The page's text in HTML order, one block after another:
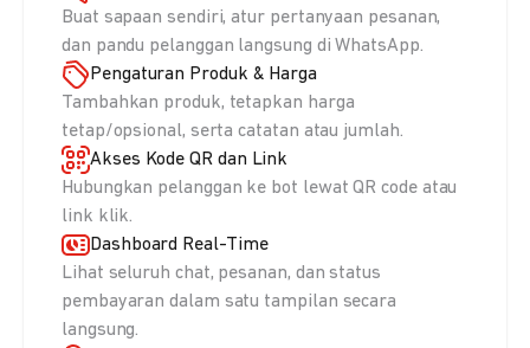
Buat sapaan sendiri, atur pertanyaan pesanan,
dan pandu pelanggan langsung di WhatsApp.
Pengaturan Produk & Harga
Tambahkan produk, tetapkan harga
tetap/opsional, serta catatan atau jumlah.
Akses Kode QR dan Link
Hubungkan pelanggan ke bot lewat QR code atau
link klik.
Dashboard Real-Time
Lihat seluruh chat, pesanan, dan status
pembayaran dalam satu tampilan secara
langsung.